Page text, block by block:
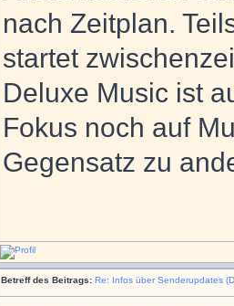
nach Zeitplan.
startet
Deluxe Music ist
Fokus noch auf
Gegensatz zu
Betreff des Beitrags: Re: Infos über Senderupdates